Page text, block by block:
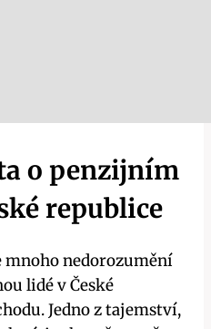
o penzijním
republice
mnoho nedorozumění
lidé v České
Jedno z tajemství,